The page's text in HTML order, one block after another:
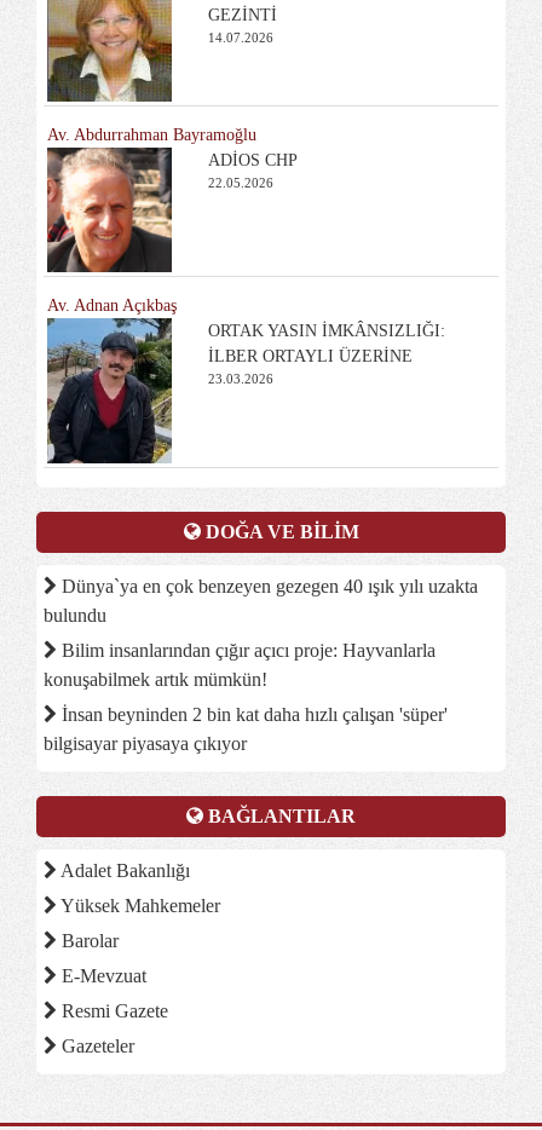
GEZİNTİ
14.07.2026
Av. Abdurrahman Bayramoğlu
ADİOS CHP
22.05.2026
Av. Adnan Açıkbaş
ORTAK YASIN İMKÂNSIZLIĞI:
İLBER ORTAYLI ÜZERİNE
23.03.2026
DOĞA VE BİLİM
Dünya`ya en çok benzeyen gezegen 40 ışık yılı uzakta
bulundu
Bilim insanlarından çığır açıcı proje: Hayvanlarla
konuşabilmek artık mümkün!
İnsan beyninden 2 bin kat daha hızlı çalışan 'süper'
bilgisayar piyasaya çıkıyor
BAĞLANTILAR
Adalet Bakanlığı
Yüksek Mahkemeler
Barolar
E-Mevzuat
Resmi Gazete
Gazeteler